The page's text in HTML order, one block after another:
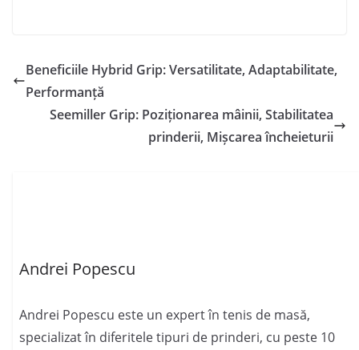
Beneficiile Hybrid Grip: Versatilitate, Adaptabilitate,
Performanță
Seemiller Grip: Poziționarea mâinii, Stabilitatea
prinderii, Mișcarea încheieturii
Andrei Popescu
Andrei Popescu este un expert în tenis de masă,
specializat în diferitele tipuri de prinderi, cu peste 10